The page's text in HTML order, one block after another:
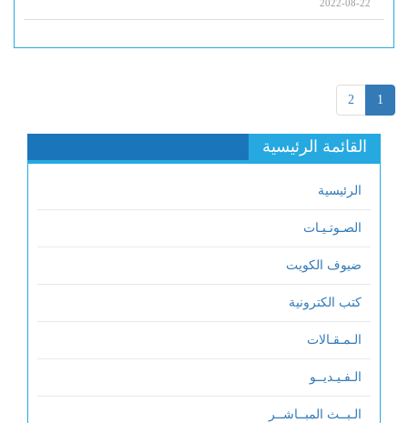
2022-08-22
1
2
القائمة الرئيسية
الرئيسية
الصـوتـيـات
ضيوف الكويت
كتب الكترونية
الـمـقـالات
الـفـيـديــو
الـبــث المبــاشــر